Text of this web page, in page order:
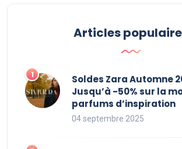
Articles
Soldes Zara Automne
Jusqu’à -50% sur la
parfums d’inspiration
04 septembre 2025